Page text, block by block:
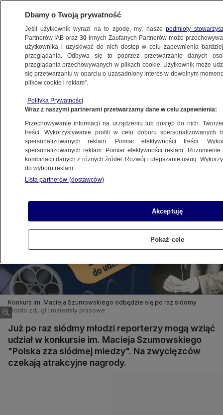
KULTURA I STYL
Do wygrania 30 tys. złotych
4.01.2013, 07:32
Udostępnij
Konkurs im. Macieja Szumowskiego odbędzie się po raz siódmy
Źródło zdj. gł.: materiały prasowe
Już po raz siódmy młodzi reporterzy mogą wziąć
udział w konkursie im. Macieja Szumowskiego
"Polska zza siódmej miedzy". Na zwycięzców
czekają atrakcyjne nagrody.
Dbamy o Twoją prywatność
Jeśli użytkownik wyrazi na to zgodę, my, naszepodmioty
Partnerów IAB oraz30 innych Zaufanych Partnerów może
użytkownika i uzyskiwać do nich dostęp w celu zapewnienia
przeglądania. Odbywa się to poprzez przetwarzanie danych
przeglądania przechowywanych w plikach cookie. Użytkownik może
się przetwarzaniu w oparciu o uzasadniony interes w dowolnym
plików cookie i reklam”.
Polityka Prywatności
Wraz z naszymi partnerami przetwarzamy dane w celu zapewnienia:
Przechowywanie informacji na urządzeniu lub dostęp do nich.
treści. Wykorzystywanie profili w celu doboru spersonalizowanych
spersonalizowanych reklam. Pomiar efektywności treści.
spersonalizowanych reklam. Pomiar efektywności reklam.
kombinacji danych z różnych źródeł. Rozwój i ulepszanie usług.
do wyboru reklam.
Lista partnerów (dostawców)
Akceptuję
Pokaż cele